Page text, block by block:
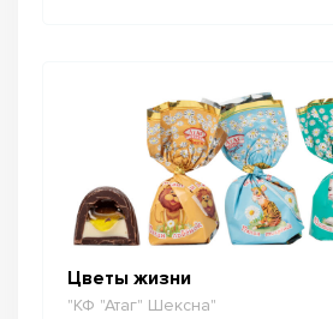
Цветы жизни
"КФ "Атаг" Шексна"